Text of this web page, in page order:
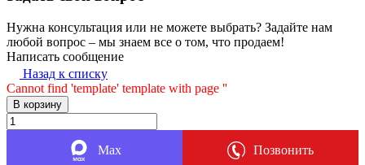
Нужна консультация или не можете выбрать? Задайте нам
любой вопрос – мы знаем все о том, что продаем!
Написать сообщение
Назад к списку
Cannot find 'template' template with page ''
В корзину
Max Позвонить